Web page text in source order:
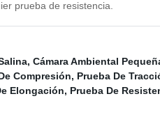
prueba de resistencia.
, Cámara Ambiental
Compresión, Prueba De
Elongación, Prueba De